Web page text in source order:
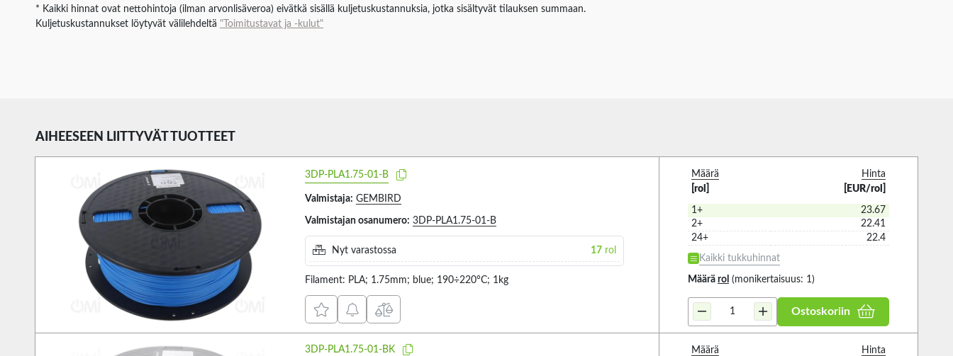
* Kaikki hinnat ovat nettohintoja (ilman arvonlisäveroa) eivätkä sisällä kuljetuskustannuksia, jotka sisältyvät tilauksen summaan.
Kuljetuskustannukset löytyvät välilehdeltä "Toimitustavat ja -kulut"
AIHEESEEN LIITTYVÄT TUOTTEET
3DP-PLA1.75-01-B
Valmistaja: GEMBIRD
Valmistajan osanumero: 3DP-PLA1.75-01-B
Nyt varastossa 17 rol
Filament: PLA; 1.75mm; blue; 190÷220°C; 1kg
Määrä
[rol]
Hinta
[EUR/rol]
1+
23.67
2+
22.41
24+
22.4
Kaikki tukkuhinnat
Määrä rol (monikertaisuus: 1)
Ostoskoriin
3DP-PLA1.75-01-BK
Määrä
Hinta